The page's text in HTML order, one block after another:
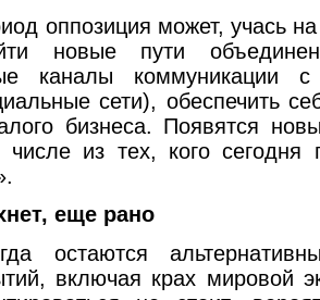
оппозиция может, учась
новые пути
каналы коммуникации
сети), обеспечить
бизнеса. Появятся
из тех, кого сегодня
еще рано
остаются
включая крах мировой